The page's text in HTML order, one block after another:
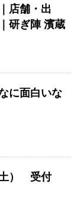
店舗・出
研ぎ陣 濱蔵
に面白いな
土） 受付